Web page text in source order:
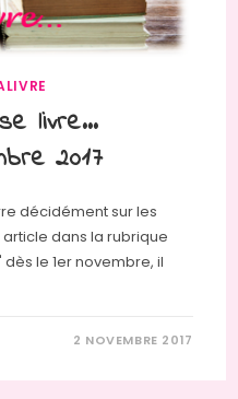
livre…
2017
décidément sur les
dans la rubrique
dès le 1er novembre, il
2 NOVEMBRE 2017